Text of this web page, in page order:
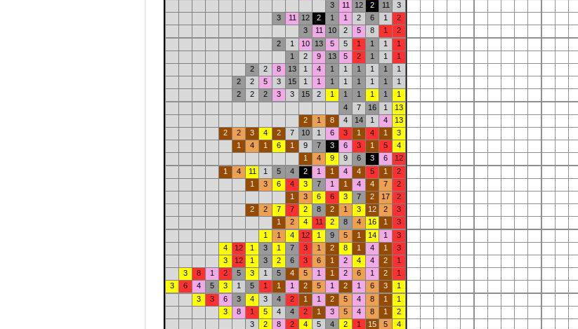
3
11 12 2 11
3
3
11 12 2 1 1 2 6 1
2
3
11 10 2 5 8 1
2
2
1 10 13 5 5 1 1 1
1
1
2 9 13 5 2 1 1
1
2
2 8 13 1 4 1 1 1 1 1
1
2
2 5 3 15 1 1 1 1 1 1 1
1
2
2 2 3 3 15 2 1 1 1 1 1
1
4
7 16 1
13
2
1 8 4 14 1 4
13
2
2 3 4 2 7 10 1 6 3 1 4 1
3
1
4 1 6 1 9 7 3 6 3 1 5
4
1
4 9 9 6 3 6
12
1
4 11 1 5 4 2 1 1 4 4 5 1
2
1
3 6 4 3 7 1 1 4 4 7
2
1
3 6 6 3 7 2 17
2
2
2 7 7 2 8 2 1 3 12 2
3
1
2 4 11 2 8 4 16 1
3
1
1 4 12 1 9 5 1 14 1
3
4
12 1 3 1 7 3 1 2 8 1 4 1
3
3
12 1 3 2 6 3 6 1 2 4 4 2
1
3
8 1 2 5 3 1 5 4 5 1 1 2 6 1 2
1
3
6 4 5 3 1 5 1 1 1 2 5 1 2 1 6 3
1
3
3 6 3 4 3 4 2 1 1 2 5 4 8 1
1
3
8 1 5 4 4 2 1 3 5 4 8 1
2
3
2 8 2 4 5 4 2 1 15 5
4